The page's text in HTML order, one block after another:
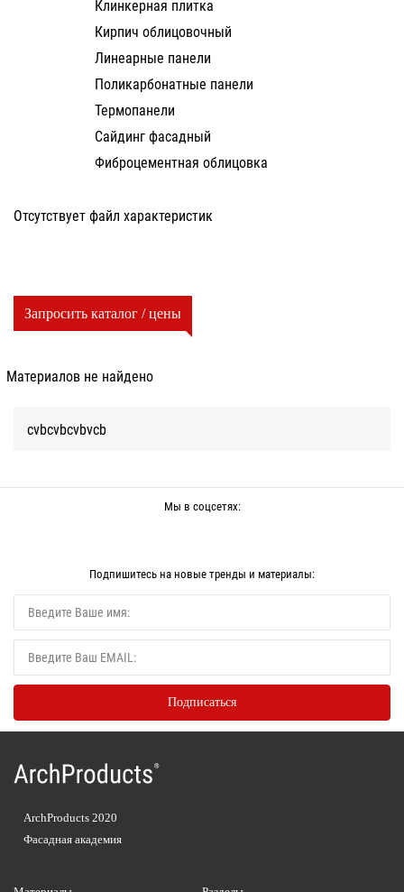
Клинкерная плитка
Кирпич облицовочный
Линеарные панели
Поликарбонатные панели
Термопанели
Сайдинг фасадный
Фиброцементная облицовка
Отсутствует файл характеристик
Запросить каталог / цены
Материалов не найдено
cvbcvbcvbvcb
Мы в соцсетях:
Подпишитесь на новые тренды и материалы:
ArchProducts 2020
Фасадная академия